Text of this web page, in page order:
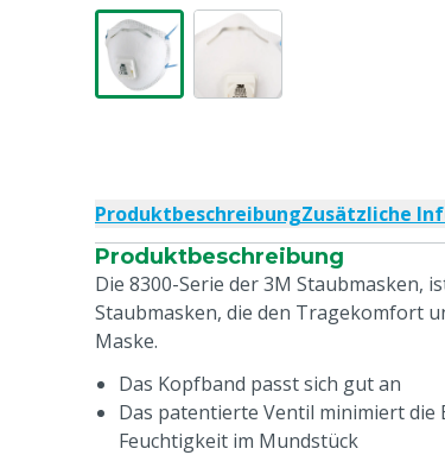
ProduktbeschreibungZusätzliche
Produktbeschreibung
Die 8300-Serie der 3M Staubmasken,
Staubmasken, die den Tragekomfort
Maske.
Das Kopfband passt sich gut an
Das patentierte Ventil minimiert
Feuchtigkeit im Mundstück